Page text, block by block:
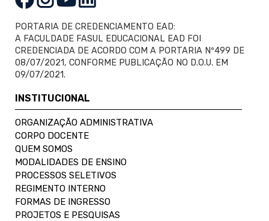
PORTARIA DE CREDENCIAMENTO EAD:
A FACULDADE FASUL EDUCACIONAL EAD FOI
CREDENCIADA DE ACORDO COM A PORTARIA Nº499 DE
08/07/2021, CONFORME PUBLICAÇÃO NO D.O.U. EM
09/07/2021.
INSTITUCIONAL
ORGANIZAÇÃO ADMINISTRATIVA
CORPO DOCENTE
QUEM SOMOS
MODALIDADES DE ENSINO
PROCESSOS SELETIVOS
REGIMENTO INTERNO
FORMAS DE INGRESSO
PROJETOS E PESQUISAS